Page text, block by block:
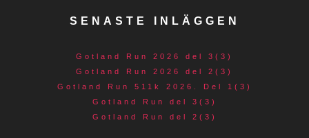
SENASTE INLÄGGEN
Gotland Run 2026 del 3(3)
Gotland Run 2026 del 2(3)
Gotland Run 511k 2026. Del 1(3)
Gotland Run del 3(3)
Gotland Run del 2(3)